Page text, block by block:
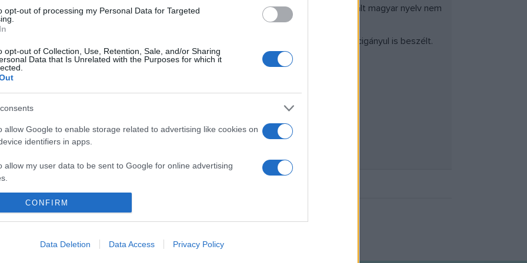
opt-out of processing my Personal Data for Targeted
opt-out of Collection, Use, Retention, Sale, and/or Sharing
Data that Is Unrelated with the Purposes for which it
allow Google to enable storage related to advertising like cookies on
identifiers in apps.
allow my user data to be sent to Google for online advertising
allow Google to send me personalized advertising.
identifiers in apps.
CONFIRM
Data Deletion Data Access Privacy Policy
dialektusban íródott, ezt beszélte József Főherceg is. Bár a 19. században használt magyar nyelv nem
nyelvű fordítás igyekszik visszaadni a levelek eredeti stílusát.
segítségével 120 évet visszautazhatunk a múltba, amikor volt egy olyan uralkodó, aki cigányul is beszélt.
Ház igazgatója